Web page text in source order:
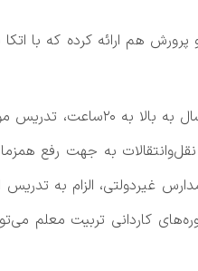
آموزش و پرورش هم ارائه کرده که
افزایش سقف موظفی نیروهای تمام‌وقت به ۳۰ساعت مشروط به جبران
به جهت رفع
دیگر و مدارس غیردولتی، الزام
کاردانی تربیت معلم